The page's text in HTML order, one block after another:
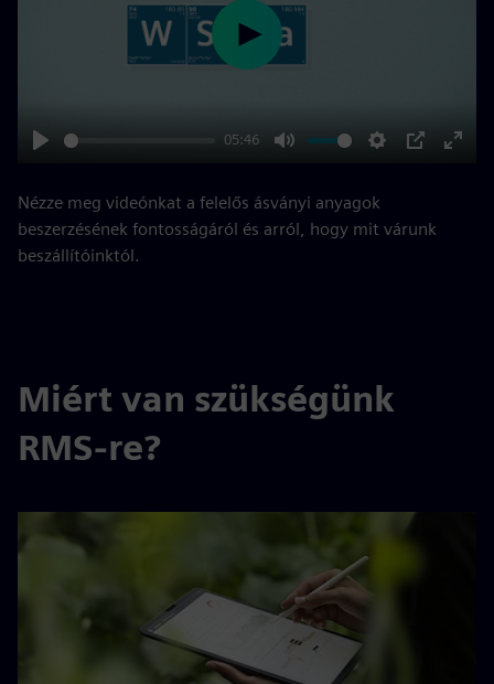
05:46
Play
Nézze meg videónkat a felelős ásványi anyagok
beszerzésének fontosságáról és arról, hogy mit várunk
beszállítóinktól.
Miért van szükségünk
RMS-re?